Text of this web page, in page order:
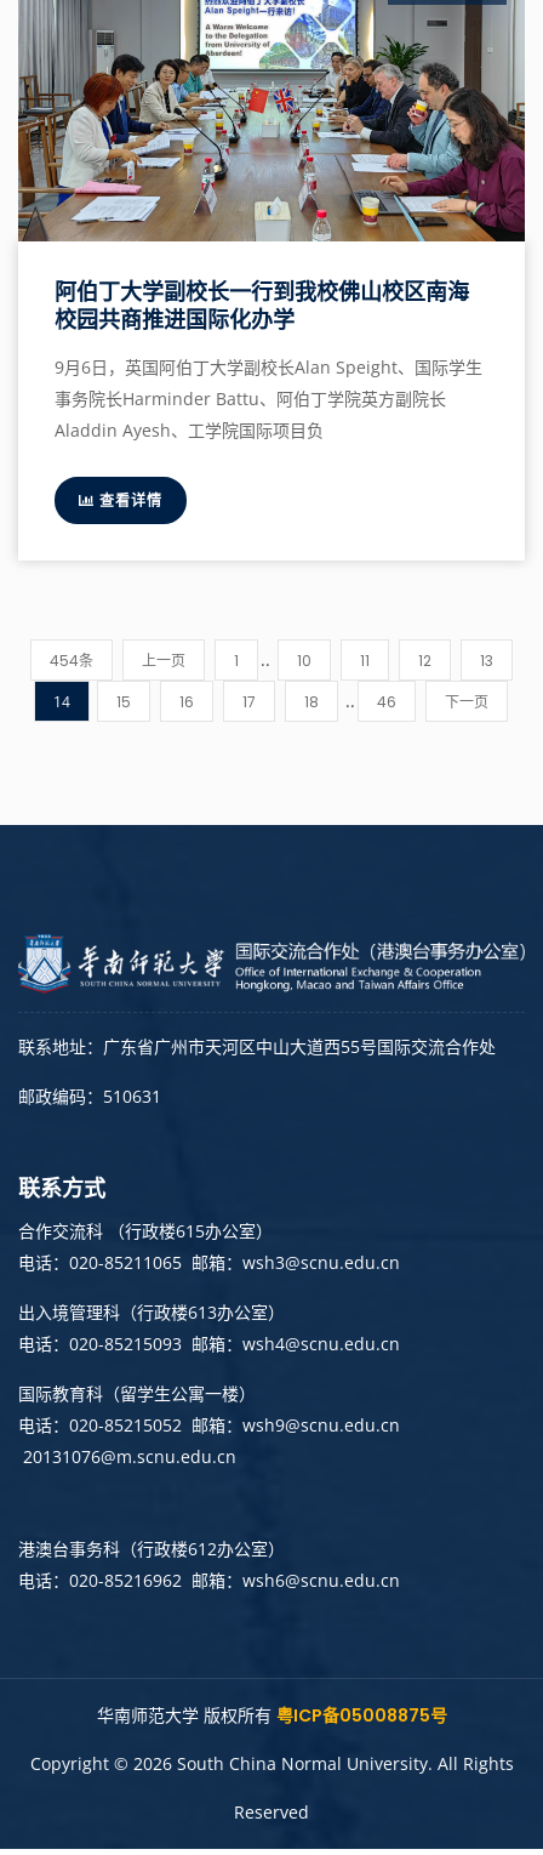
阿伯丁大学副校长一行到我校佛山校区南海
校园共商推进国际化办学
9月6日，英国阿伯丁大学副校长Alan Speight、国际学生
事务院长Harminder Battu、阿伯丁学院英方副院长
Aladdin Ayesh、工学院国际项目负
查看详情
454条 上一页 1 .. 10 11 12
13
14
15 16 17 18 .. 46 下一页
联系地址：广东省广州市天河区中山大道西55号国际交流合作处
邮政编码：510631
联系方式
合作交流科 （行政楼615办公室）
电话：020-85211065 邮箱：wsh3@scnu.edu.cn
出入境管理科 （行政楼613办公室）
电话：020-85215093 邮箱：wsh4@scnu.edu.cn
国际教育科（留学生公寓一楼）
电话：020-85215052 邮箱：wsh9@scnu.edu.cn
20131076@m.scnu.edu.cn
港澳台事务科 （行政楼612办公室）
电话：020-85216962 邮箱：wsh6@scnu.edu.cn
华南师范大学 版权所有 粤ICP备05008875号
Copyright © 2026 South China Normal University. All Rights
Reserved